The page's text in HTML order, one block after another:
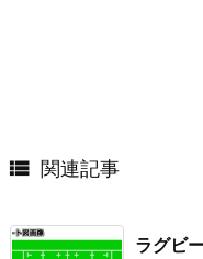
 関連記事
ラグビ